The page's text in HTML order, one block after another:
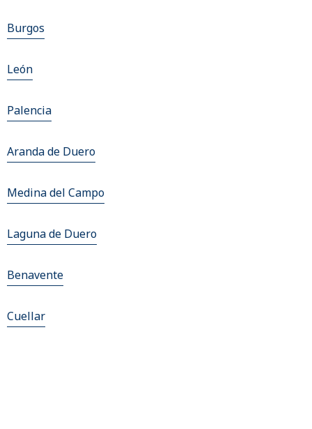
Burgos
León
Palencia
Aranda de Duero
Medina del Campo
Laguna de Duero
Benavente
Cuellar